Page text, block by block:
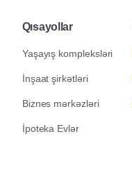
Qısayollar
Yaşayış kompleksləri
İnşaat şirkətləri
Biznes mərkəzləri
İpoteka Evlər